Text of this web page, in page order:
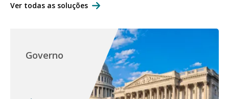
Ver todas as soluções
Governo